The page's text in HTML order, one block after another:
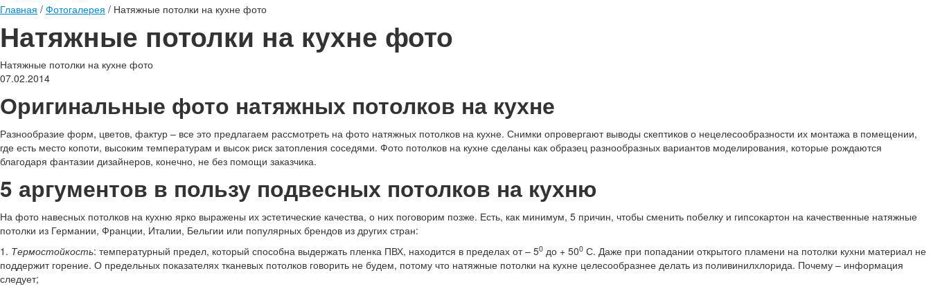
Главная / Фотогалерея / Натяжные потолки на кухне фото
Натяжные потолки на кухне фото
Натяжные потолки на кухне фото
07.02.2014
Оригинальные фото натяжных потолков на кухне
Разнообразие форм, цветов, фактур – все это предлагаем рассмотреть на фото натяжных потолков на кухне. Снимки опровергают выводы скептиков о нецелесообразности их монтажа в помещении,
где есть место копоти, высоким температурам и высок риск затопления соседями. Фото потолков на кухне сделаны как образец разнообразных вариантов моделирования, которые рождаются
благодаря фантазии дизайнеров, конечно, не без помощи заказчика.
5 аргументов в пользу подвесных потолков на кухню
На фото навесных потолков на кухню ярко выражены их эстетические качества, о них поговорим позже. Есть, как минимум, 5 причин, чтобы сменить побелку и гипсокартон на качественные натяжные
потолки из Германии, Франции, Италии, Бельгии или популярных брендов из других стран:
1. Термостойкость: температурный предел, который способна выдержать пленка ПВХ, находится в пределах от – 50 до + 500 С. Даже при попадании открытого пламени на потолки кухни материал не
поддержит горение. О предельных показателях тканевых потолков говорить не будем, потому что натяжные потолки на кухне целесообразнее делать из поливинилхлорида. Почему – информация
следует;